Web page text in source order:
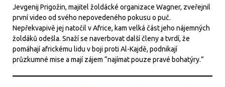
Jevgenij Prigožin, majitel žoldácké organizace Wagner, zveřejnil
první video od svého nepovedeného pokusu o puč.
Nepřekvapivě jej natočil v Africe, kam velká část jeho nájemných
žoldáků odešla. Snaží se naverbovat další členy a tvrdí, že
pomáhají africkému lidu v boji proti Al-Kajdě, podnikají
průzkumné mise a mají zájem “najímat pouze pravé bohatýry.”